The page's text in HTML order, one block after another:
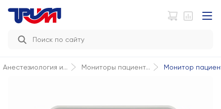
Анестезиология и... Мониторы пациент... Монитор